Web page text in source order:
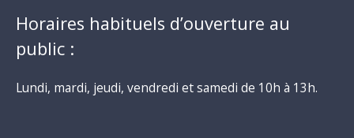
Horaires habituels d’ouverture au
public :
Lundi, mardi, jeudi, vendredi et samedi de 10h à 13h.